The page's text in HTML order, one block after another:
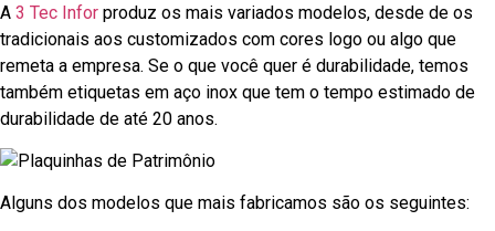
A 3 Tec Infor produz os mais variados modelos, desde de os
tradicionais aos customizados com cores logo ou algo que
remeta a empresa. Se o que você quer é durabilidade, temos
também etiquetas em aço inox que tem o tempo estimado de
durabilidade de até 20 anos.
Alguns dos modelos que mais fabricamos são os seguintes: